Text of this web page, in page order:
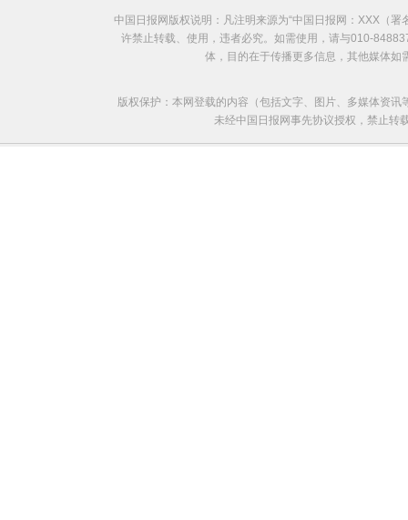
中国日报网版权说明：凡注明来源为“中国日报网：XXX（
许禁止转载、使用，违者必究。如需使用，请与010-
体，目的在于传播更多信息，其他媒体
版权保护：本网登载的内容（包括文字、图片、多媒体资
未经中国日报网事先协议授权，禁止转